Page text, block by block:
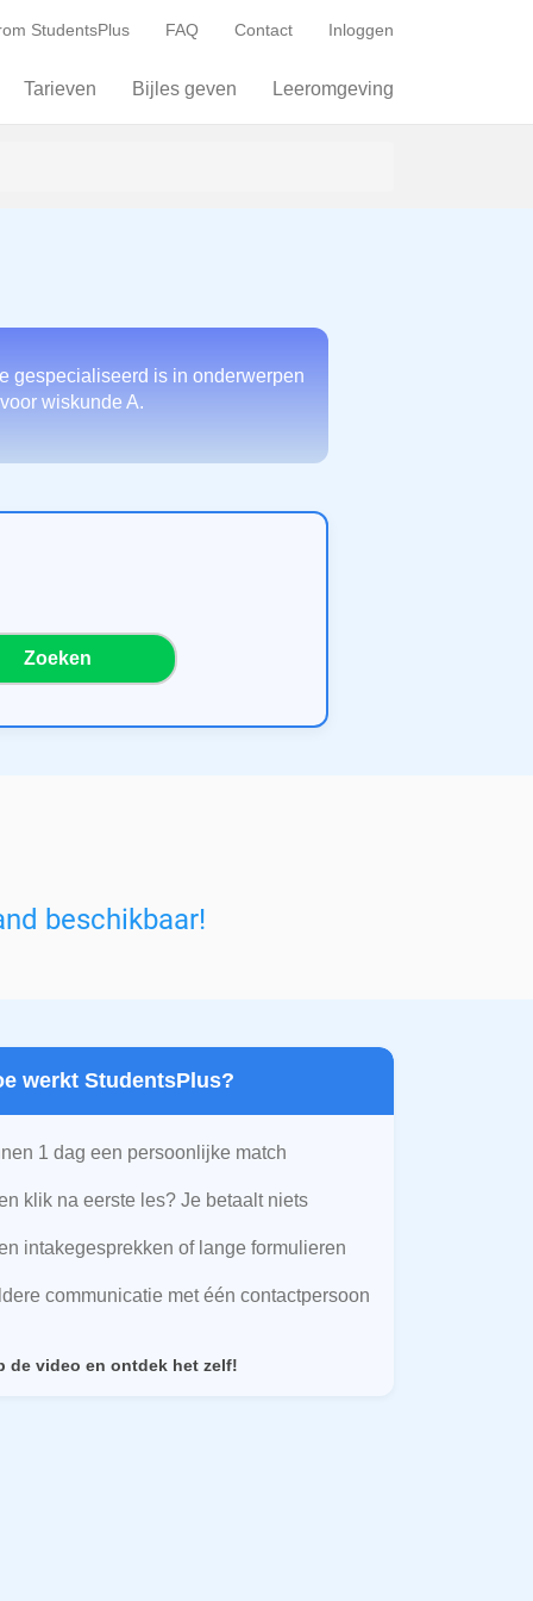
StudentsPlus FAQ Contact Inloggen
Tarieven Bijles geven Leeromgeving
gespecialiseerd is in onderwerpen
wiskunde A.
Zoeken
beschikbaar!
werkt StudentsPlus?
1 dag een persoonlijke match
klik na eerste les? Je betaalt niets
intakegesprekken of lange formulieren
communicatie met één contactpersoon
de video en ontdek het zelf!